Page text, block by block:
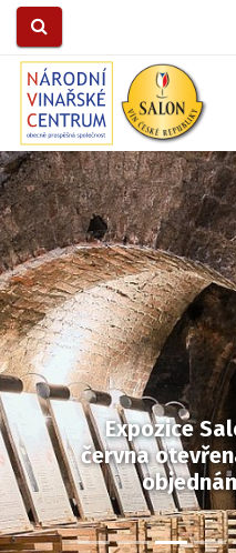
Expozice
června
Předchozí